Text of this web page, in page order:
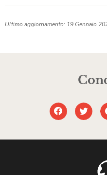
Ultimo aggiornamento: 19 Gennaio